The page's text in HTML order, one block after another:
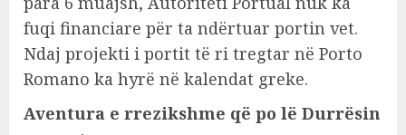
fuqi financiare për ta ndërtuar portin vet.
Ndaj projekti i portit të ri tregtar në Porto
Romano ka hyrë në kalendat greke.
Aventura e rrezikshme që po lë Durrësin